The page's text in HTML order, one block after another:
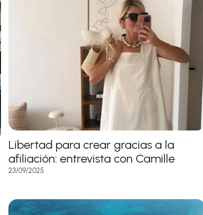
Libertad para crear gracias a la
afiliación: entrevista con Camille
23/09/2025